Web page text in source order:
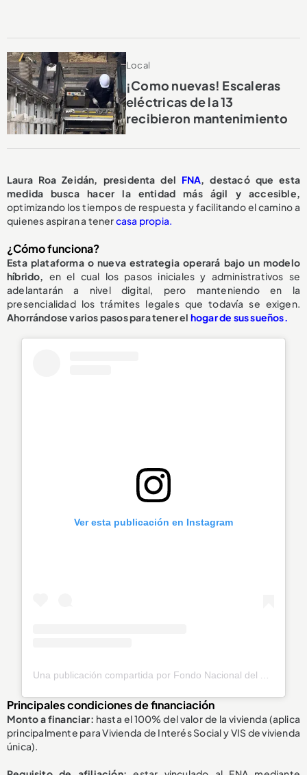
Local
¡Como nuevas! Escaleras
eléctricas de la 13
recibieron mantenimiento
Laura Roa Zeidán, presidenta del FNA, destacó que esta
medida busca hacer la entidad más ágil y accesible,
optimizando los tiempos de respuesta y facilitando el camino a
quienes aspiran a tenercasa propia.
¿Cómo funciona?
Esta plataforma o nueva estrategia operará bajo un modelo
híbrido, en el cual los pasos iniciales y administrativos se
adelantarán a nivel digital, pero manteniendo en la
presencialidad los trámites legales que todavía se exigen.
Ahorrándose varios pasos para tener el hogar de sus sueños.
Ver esta publicación en Instagram
Principales condiciones de financiación
Monto a financiar: hasta el 100% del valor de la vivienda (aplica
principalmente para Vivienda de Interés Social y VIS de vivienda
única).